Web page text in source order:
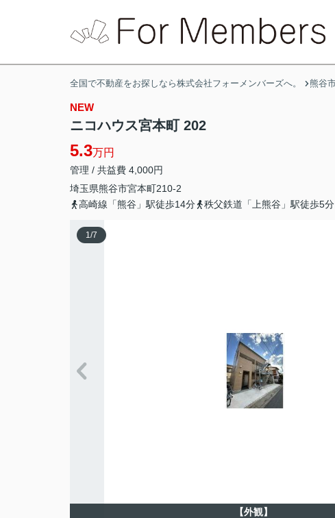
全国で不動産をお探しなら株式会社フォーメンバーズへ。 熊谷
NEW
ニコハウス宮本町 202
5.3万円
管理 / 共益費 4,000円
埼玉県熊谷市宮本町210-2
高崎線「熊谷」駅徒歩14分
秩父鉄道「上熊谷」駅徒歩5分
1/7
【外観】